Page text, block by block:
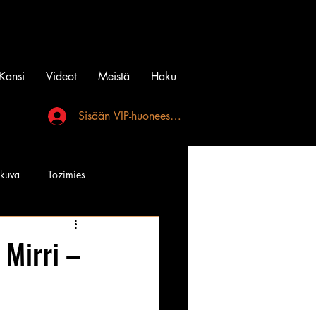
Kansi Videot Meistä Haku
Sisään VIP-huoneeseen
Tozimies
Instagramin Beibit
Mirri –